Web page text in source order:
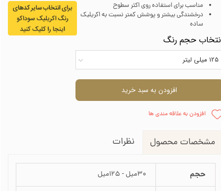
مناسب برای استفاده روی اکثر سطوح
درخشندگی بیشتر و پوشش کمتر نسبت به اکریلیک
ساده
حجم رنگ
125 میلی لیتر
افزودن به سبد خرید
افزودن به علاقه مندی ها
مشخصات محصول نظرات
حجم 30میل - 125میل